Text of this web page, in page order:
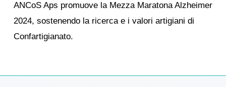
ANCoS Aps promuove la Mezza Maratona Alzheimer
2024, sostenendo la ricerca e i valori artigiani di
Confartigianato.